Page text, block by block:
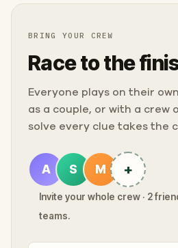
BRING YOUR CREW
Race to the
Everyone plays on their
as a couple, or with a crew
solve every clue takes the
A S M +
Invite your whole crew · 2
teams.